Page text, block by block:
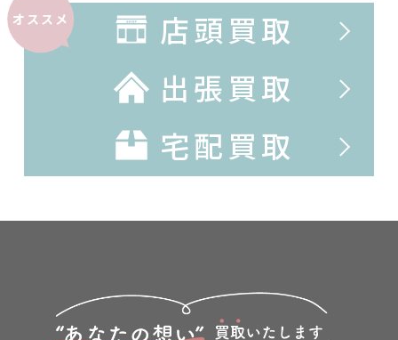
オススメ
店頭買取
出張買取
宅配買取